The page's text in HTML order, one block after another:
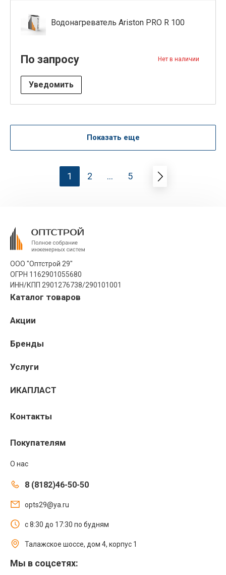
Водонагреватель Ariston PRO R 100
По запросу Нет в наличии
Уведомить
Показать еще
1 2 ... 5
ООО "Оптстрой 29"
ОГРН 1162901055680
ИНН/КПП 2901276738/290101001
Каталог товаров
Акции
Бренды
Услуги
ИКАПЛАСТ
Контакты
Покупателям
О нас
8 (8182)46-50-50
opts29@ya.ru
с 8:30 до 17:30 по будням
Талажское шоссе, дом 4, корпус 1
Мы в соцсетях: